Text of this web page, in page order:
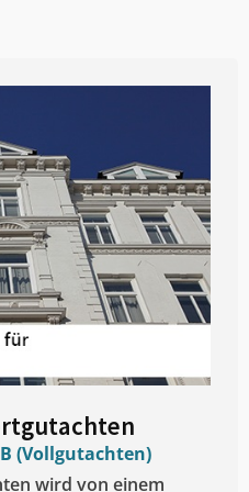
(Vollgutachten)
wird von einem